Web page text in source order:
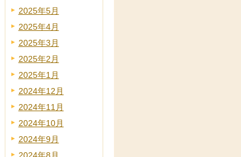
2025年5月
2025年4月
2025年3月
2025年2月
2025年1月
2024年12月
2024年11月
2024年10月
2024年9月
2024年8月